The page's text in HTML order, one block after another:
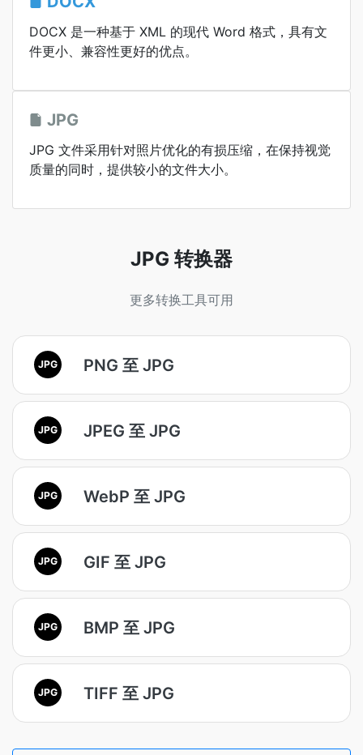
DOCX 是一种基于 XML 的现代 Word 格式，具有文
件更小、兼容性更好的优点。
JPG
JPG 文件采用针对照片优化的有损压缩，在保持视觉
质量的同时，提供较小的文件大小。
JPG 转换器
更多转换工具可用
JPG PNG 至 JPG
JPG JPEG 至 JPG
JPG WebP 至 JPG
JPG GIF 至 JPG
JPG BMP 至 JPG
JPG TIFF 至 JPG